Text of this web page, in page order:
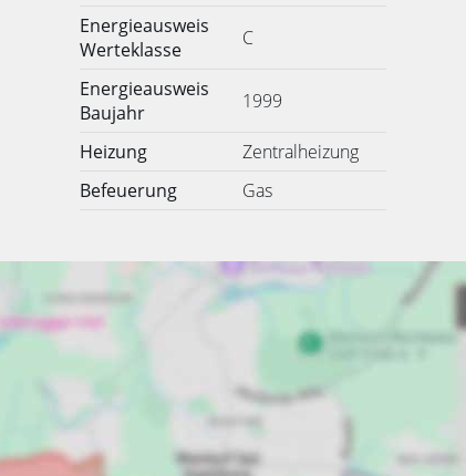
Energieausweis
Werteklasse
C
Energieausweis
Baujahr
1999
Heizung
Zentralheizung
Befeuerung
Gas